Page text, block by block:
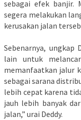
sebagai efek banjir.
segera melakukan
kerusakan jalan
Sebenarnya, ungkap
lain untuk
memanfaatkan jalur
sebagai sarana
lebih cepat karena
jauh lebih banyak
jalan,” urai Deddy.